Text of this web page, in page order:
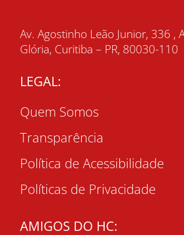
Av. Agostinho Leão Junior, 336 ,
Glória, Curitiba – PR, 80030-110
LEGAL:
Quem Somos
Transparência
Política de Acessibilidade
Políticas de Privacidade
AMIGOS DO HC: